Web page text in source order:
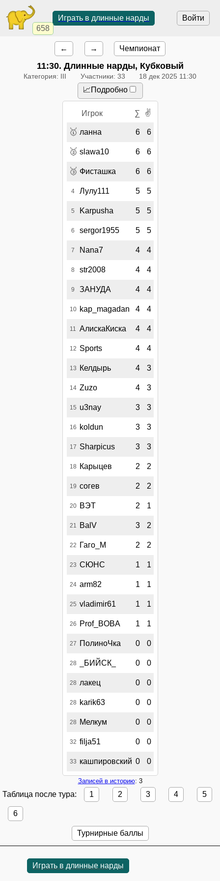
658
Войти
Играть в длинные нарды
← → Чемпионат
11:30. Длинные нарды, Кубковый
Категория: III Участники: 33 18 дек 2025 11:30
📈Подробно
Игрок ∑ ✌
🥇 ланна 6 6
🥈 slawa10 6 6
🥉 Фисташка 6 6
4 Лулу111 5 5
5 Karpusha 5 5
6 sergor1955 5 5
7 Nana7 4 4
8 str2008 4 4
9 ЗАНУДА 4 4
10 kap_magadan 4 4
11 АлискаКиска 4 4
12 Sports 4 4
13 Келдырь 4 3
14 Zuzo 4 3
15 u3nay 3 3
16 koldun 3 3
17 Sharpicus 3 3
18 Карыцев 2 2
19 согев 2 2
20 ВЭТ 2 1
21 BalV 3 2
22 Гаго_М 2 2
23 СЮНС 1 1
24 arm82 1 1
25 vladimir61 1 1
26 Prof_BOBA 1 1
27 ПолиноЧка 0 0
28 _БИЙСК_ 0 0
28 лакец 0 0
28 karik63 0 0
28 Мелкум 0 0
32 filja51 0 0
33 кашпировский 0 0
Записей в историю: 3
Таблица после тура: 1 2 3 4 5
6
Турнирные баллы
Играть в длинные нарды